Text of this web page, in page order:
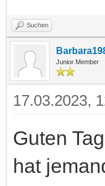
Suchen
Junior Member
17.03.2023,
Guten
hat